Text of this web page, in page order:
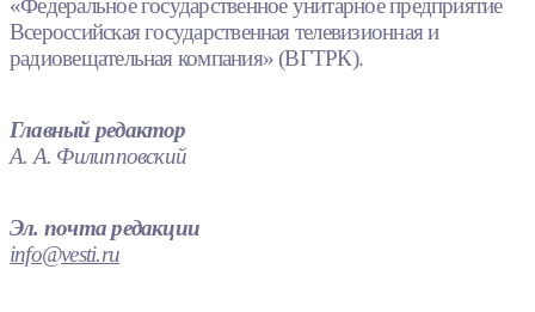
Всероссийская государственная телевизионная и
радиовещательная компания» (ВГТРК).
Главный редактор
А. А. Филипповский
Эл. почта редакции
info@vesti.ru